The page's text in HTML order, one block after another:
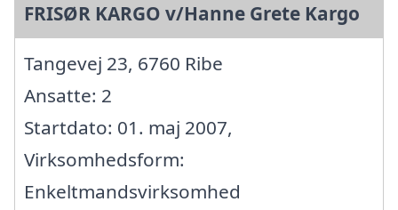
FRISØR KARGO v/Hanne Grete Kargo
Tangevej 23, 6760 Ribe
Ansatte: 2
Startdato: 01. maj 2007,
Virksomhedsform:
Enkeltmandsvirksomhed